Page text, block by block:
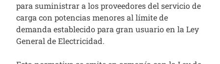
para suministrar a los proveedores del servicio de
carga con potencias menores al límite de
demanda establecido para gran usuario en la Ley
General de Electricidad.